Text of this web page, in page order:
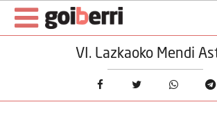
VI. Lazkaoko Mendi